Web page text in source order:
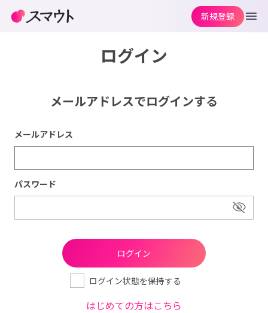
ログイン
メールアドレスでログインする
メールアドレス
パスワード
ログイン状態を保持する
はじめての方はこちら
新規登録